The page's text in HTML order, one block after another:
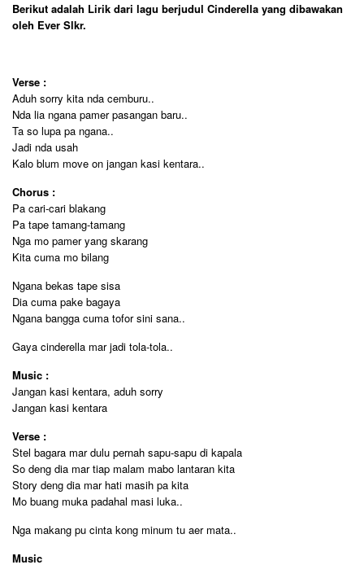
Berikut adalah Lirik dari lagu berjudul Cinderella yang dibawakan
oleh Ever Slkr.
Verse :
Aduh sorry kita nda cemburu..
Nda lia ngana pamer pasangan baru..
Ta so lupa pa ngana..
Jadi nda usah
Kalo blum move on jangan kasi kentara..
Chorus :
Pa cari-cari blakang
Pa tape tamang-tamang
Nga mo pamer yang skarang
Kita cuma mo bilang
Ngana bekas tape sisa
Dia cuma pake bagaya
Ngana bangga cuma tofor sini sana..
Gaya cinderella mar jadi tola-tola..
Music :
Jangan kasi kentara, aduh sorry
Jangan kasi kentara
Verse :
Stel bagara mar dulu pernah sapu-sapu di kapala
So deng dia mar tiap malam mabo lantaran kita
Story deng dia mar hati masih pa kita
Mo buang muka padahal masi luka..
Nga makang pu cinta kong minum tu aer mata..
Music